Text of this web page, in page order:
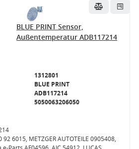
BLUE PRINT Sensor,
Außentemperatur ADB117214
1312801
BLUE PRINT
ADB117214
5050063206050
6015, METZGER AUTOTEILE 0905408,